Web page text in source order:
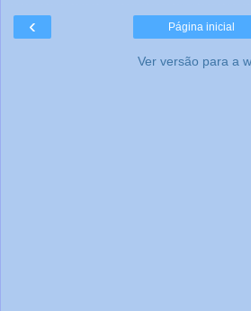
‹ Página inicial
Ver versão para a